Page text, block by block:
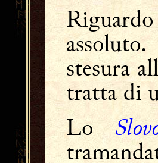
stesura
tratta di
Lo